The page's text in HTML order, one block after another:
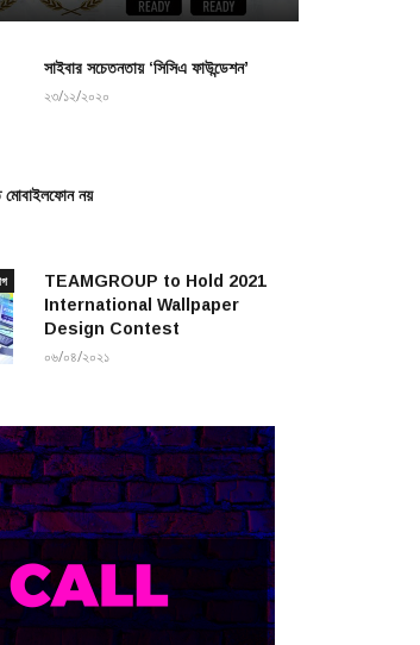
সাইবার সচেতনতায় ‘সিসিএ ফাউন্ডেশন’
২৩/১২/২০২০
মোবাইলফোন নয়
TEAMGROUP to Hold 2021
International Wallpaper
Design Contest
০৬/০৪/২০২১